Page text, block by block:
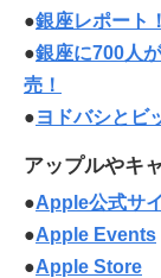
●銀座レポート
●銀座に700人
売！
●ヨドバシとビ
アップルやキ
●Apple公式サ
●Apple Events
●Apple Store